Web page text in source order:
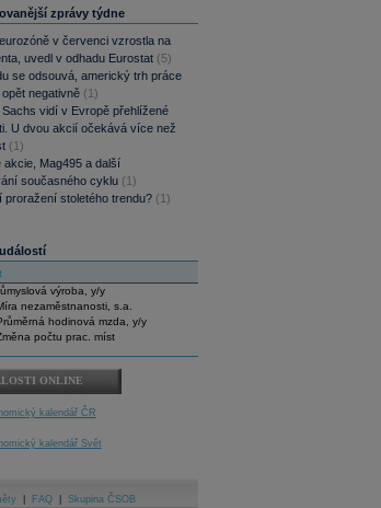
zprávy týdne
v červenci vzrostla na
uvedl v odhadu Eurostat (5)
se odsouvá, americký trh práce
negativně (1)
Sachs vidí v Evropě přehlížené
U dvou akcií očekává více než
(1)
akcie, Mag495 a další
současného cyklu (1)
proražení stoletého trendu? (1)
výroba, y/y
nezaměstnanosti, s.a.
hodinová mzda, y/y
počtu prac. míst
ONLINE
kalendář ČR
kalendář Svět
FAQ Skupina ČSOB